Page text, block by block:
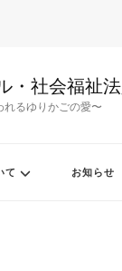
・社会福祉
れるゆりかごの愛〜
て お知らせ